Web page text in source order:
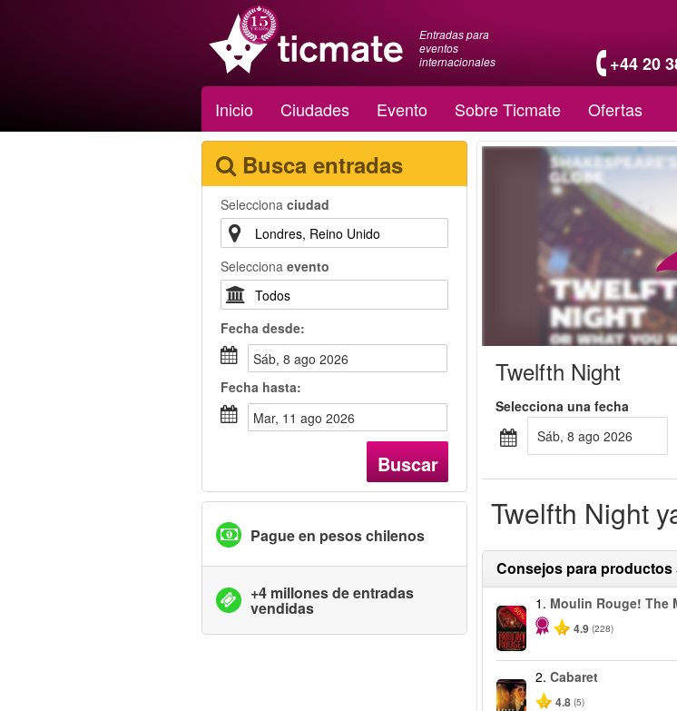
Entradas para
eventos
internacionales
+44 20
Inicio Ciudades Evento Sobre Ticmate Ofertas
Busca entradas
Selecciona ciudad
Selecciona evento
Fecha desde:
sáb, 8 ago 2026
Fecha hasta:
mar, 11 ago 2026
Buscar
Pague en pesos chilenos
+4 millones de entradas
vendidas
Twelfth Night
Selecciona una fecha
sáb, 8 ago 2026
Twelfth Night
Consejos para productos
-50%
1. Moulin Rouge! The
4.9 (228)
2.Cabaret
4.8 (5)